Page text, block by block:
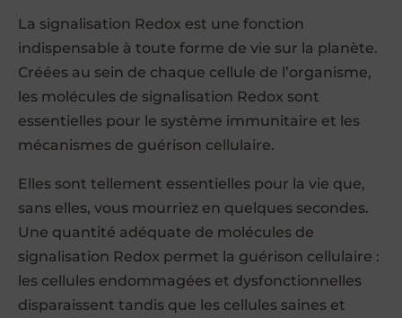
La signalisation Redox est une fonction
indispensable à toute forme de vie sur la planète.
Créées au sein de chaque cellule de l’organisme,
les molécules de signalisation Redox sont
essentielles pour le système immunitaire et les
mécanismes de guérison cellulaire.
Elles sont tellement essentielles pour la vie que,
sans elles, vous mourriez en quelques secondes.
Une quantité adéquate de molécules de
signalisation Redox permet la guérison cellulaire :
les cellules endommagées et dysfonctionnelles
disparaissent tandis que les cellules saines et